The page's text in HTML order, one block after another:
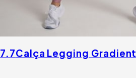
7.7Calça Legging Gradient